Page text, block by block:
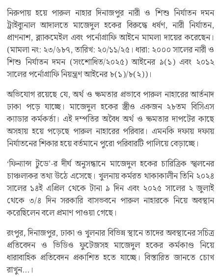
নিরুপায় হয়ে পারুল নাহার দিনাজপুর নারী ও শিশু নির্যাতন দমন
ট্রাইব্যুনাল আদালতে মাজেদুল হকের বিরুদ্ধে ধর্ষণ, নারী নির্যাতন,
প্রাণনাশ, ব্ল্যাকমেইল এবং পর্নোগ্রাফি আইনে মামলা দায়ের করেছেন।
(মামলা নং: ২৩/৬৮৭, তারিখ: ২০/১১/২৫। ধারা: ২০০০ সালের নারী ও
শিশু নির্যাতন দমন (সংশোধিত/২০২৫) আইনের ৯(১) এবং ২০১২
সালের পর্নোগ্রাফি নিয়ন্ত্রণ আইনের ৮(১)/৮(২))।
অভিযোগ রয়েছে যে, অর্থ ও ক্ষমতার প্রভাবে পারুল নাহারের আর্তনাদ
ঢাকা পড়ে যাচ্ছে। মাজেদুল হকের স্ত্রীও একজন ২৮তম বিসিএস
ক্যাডার কর্মকর্তা। এই দম্পতির অবৈধ অর্থ ও ক্ষমতার দাপটের কাছে
অসহায় হয়ে পড়েছে পারুল নাহারের পরিবার। এমনকি দফায় দফায়
নির্যাতনের শিকার হয়ে বর্তমানে পুরো পরিবারটি পালিয়ে বেড়াচ্ছে।
‘ফিন্যান্স টুডে’-র দীর্ঘ অনুসন্ধানে মাজেদুল হকের চারিত্রিক স্খলনের
চাঞ্চল্যকর তথ্য উঠে এসেছে। খুলনায় কর্মরত থাকাকালীন তিনি ২০২৪
সালের ১৪ই এপ্রিল থেকে টানা ৯ দিন এবং ২০২৫ সালের ২ জুলাই
থেকে ৩/৪ দিন সরকারি বাসভবনে পারুল নাহারকে নিয়ে অবস্থান
করেছিলেন বলে প্রমাণ পাওয়া গেছে।
রংপুর, দিনাজপুর, ঢাকা ও খুলনার বিভিন্ন স্থানে তাদের অবস্থানের সচিত্র
প্রতিবেদন ও ভিডিও ফুটেজসহ মাজেদুল হকের কর্মকাণ্ড নিয়ে
ধারাবাহিক প্রতিবেদন প্রকাশিত হতে যাচ্ছে। বিস্তারিত জানতে চোখ
রাখুন...।